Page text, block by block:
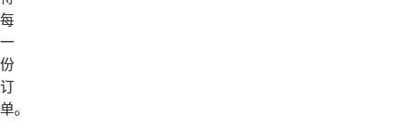
每
一
份
订
单。